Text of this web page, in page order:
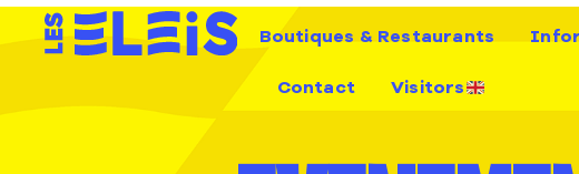
Boutiques & Restaurants
Contact Visitors